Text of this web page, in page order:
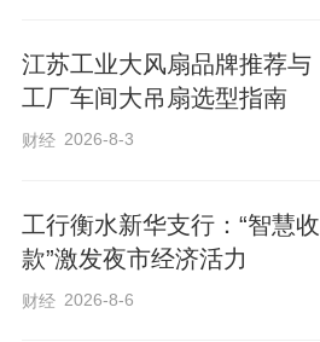
江苏工业大风扇品牌推荐与
工厂车间大吊扇选型指南
财经 2026-8-3
工行衡水新华支行：“智慧收
款”激发夜市经济活力
财经 2026-8-6